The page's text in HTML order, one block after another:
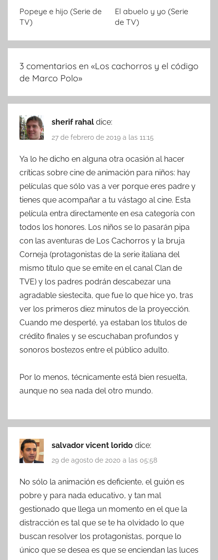
Popeye e hijo (Serie de
TV)
El abuelo y yo (Serie
de TV)
3 comentarios en «Los cachorros y el código
de Marco Polo»
sherif rahal dice:
27 de febrero de 2019 a las 11:15
Ya lo he dicho en alguna otra ocasión al hacer
críticas sobre cine de animación para niños: hay
películas que sólo vas a ver porque eres padre y
tienes que acompañar a tu vástago al cine. Esta
película entra directamente en esa categoría con
todos los honores. Los niños se lo pasarán pipa
con las aventuras de Los Cachorros y la bruja
Corneja (protagonistas de la serie italiana del
mismo título que se emite en el canal Clan de
TVE) y los padres podrán descabezar una
agradable siestecita, que fue lo que hice yo, tras
ver los primeros diez minutos de la proyección.
Cuando me desperté, ya estaban los títulos de
crédito finales y se escuchaban profundos y
sonoros bostezos entre el público adulto.
Por lo menos, técnicamente está bien resuelta,
aunque no sea nada del otro mundo.
salvador vicent lorido dice:
29 de agosto de 2020 a las 05:58
No sólo la animación es deficiente, el guión es
pobre y para nada educativo, y tan mal
gestionado que llega un momento en el que la
distracción es tal que se te ha olvidado lo que
buscan resolver los protagonistas, porque lo
único que se desea es que se enciendan las luces